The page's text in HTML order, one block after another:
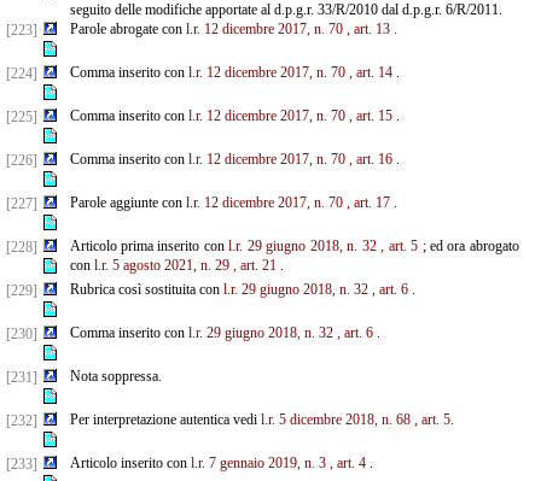
seguito delle modifiche apportate al d.p.g.r. 33/R/2010 dal d.p.g.r. 6/R/2011.
[223]
Parole abrogate con l.r. 12 dicembre 2017, n. 70 , art. 13.
[224] Comma inserito con l.r. 12 dicembre 2017, n. 70 , art. 14.
[225] Comma inserito con l.r. 12 dicembre 2017, n. 70 , art. 15.
[226] Comma inserito con l.r. 12 dicembre 2017, n. 70 , art. 16.
[227] Parole aggiunte con l.r. 12 dicembre 2017, n. 70 , art. 17.
[228] Articolo prima inserito conl.r. 29 giugno 2018, n. 32 , art. 5 ; ed ora abrogato
con l.r. 5 agosto 2021, n. 29 , art. 21.
[229]
Rubrica così sostituita con l.r. 29 giugno 2018, n. 32 , art. 6.
[230] Comma inserito con l.r. 29 giugno 2018, n. 32 , art. 6.
[231] Nota soppressa.
[232] Per interpretazione autentica vedi l.r. 5 dicembre 2018, n. 68 , art. 5.
[233] Articolo inserito con l.r. 7 gennaio 2019, n. 3 , art. 4.